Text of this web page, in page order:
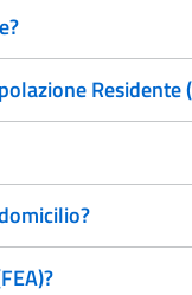
Residente